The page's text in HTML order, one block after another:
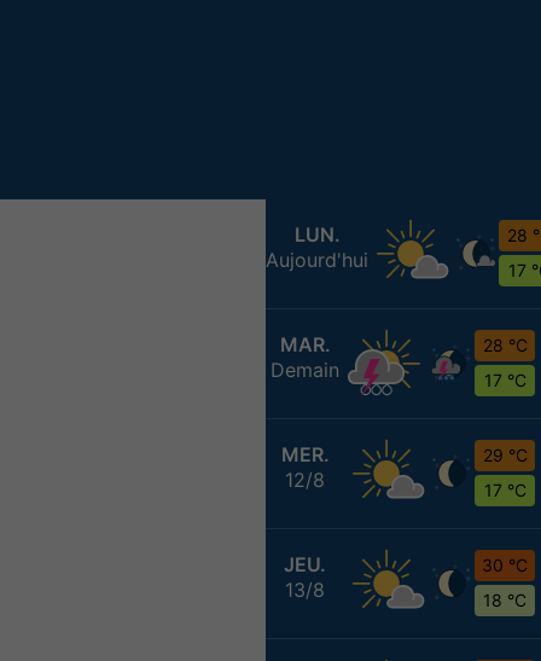
LUN.
Aujourd'hui
28
17
MAR.
Demain
28 °C
17 °C
MER.
12/8
29 °C
17 °C
JEU.
13/8
30 °C
18 °C